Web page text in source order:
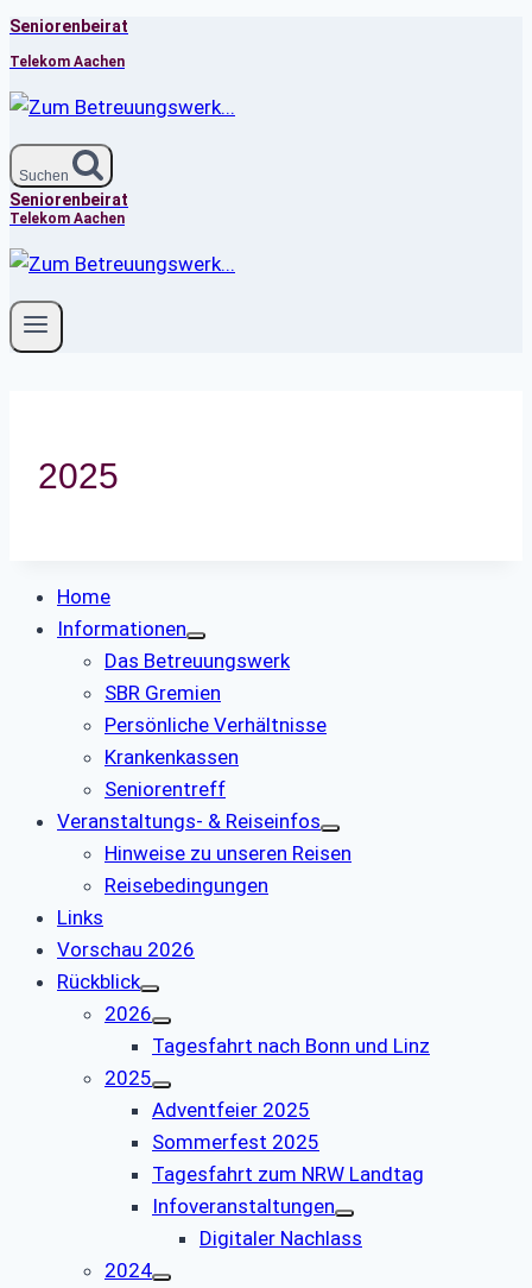
Zum
Inhalt
springen
Seniorenbeirat
Telekom Aachen
Suchen
Seniorenbeirat
Telekom Aachen
2025
Home
Informationen
Das Betreuungswerk
SBR Gremien
Persönliche Verhältnisse
Krankenkassen
Seniorentreff
Veranstaltungs- & Reiseinfos
Hinweise zu unseren Reisen
Reisebedingungen
Links
Vorschau 2026
Rückblick
2026
Tagesfahrt nach Bonn und Linz
2025
Adventfeier 2025
Sommerfest 2025
Tagesfahrt zum NRW Landtag
Infoveranstaltungen
Digitaler Nachlass
2024